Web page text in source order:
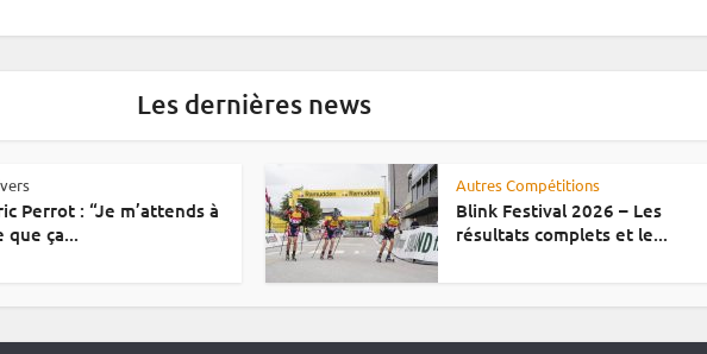
Les dernières news
Perrot : “Je m’attends à
que ça...
Autres Compétitions
Blink Festival 2026 – Les
résultats complets et le...